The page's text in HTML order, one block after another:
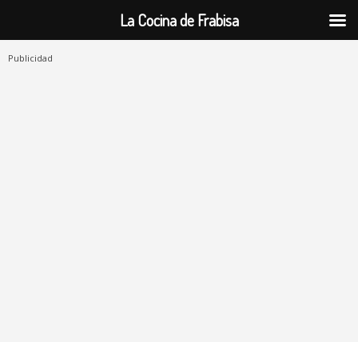
Publicidad
La Cocina de Frabisa